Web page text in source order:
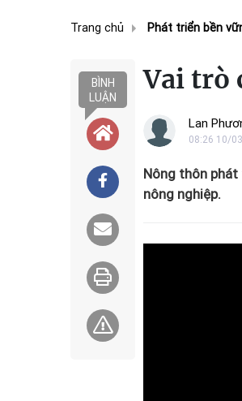
Trang chủ Phát triển bền
BÌNH
LUẬN
Vai trò
Lan
08:26 10/
Nông thôn
nông nghiệp.